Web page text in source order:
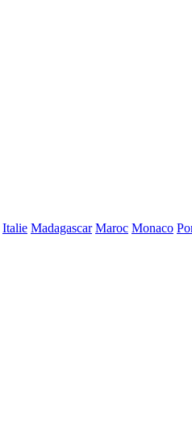
Italie Madagascar Maroc Monaco